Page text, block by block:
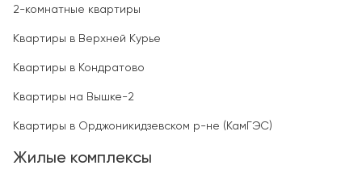
2-комнатные квартиры
Квартиры в Верхней Курье
Квартиры в Кондратово
Квартиры на Вышке-2
Квартиры в Орджоникидзевском р-не (КамГЭС)
Жилые комплексы